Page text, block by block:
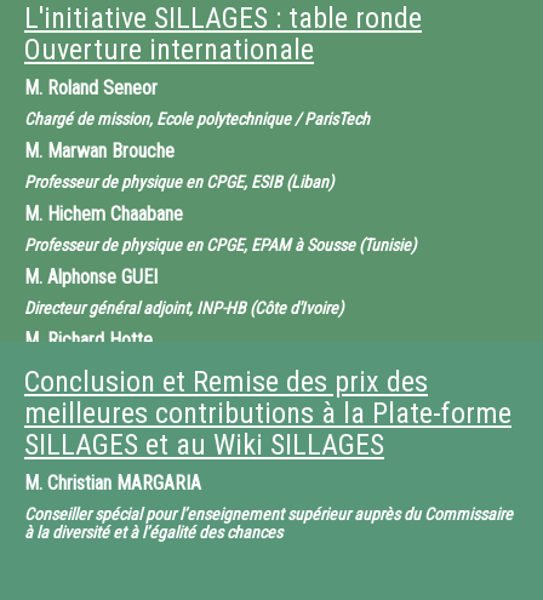
Directrice du MEDIA Research Group, EPFL (Suisse)
Mme Monique VINDEVOGHEL
Secrétaire générale, Université des sciences en ligne UNISCIEL
animée par Jean-Pierre CHOULET, Directeur du pôle des Systèmes
d’information, Groupe ESSEC
L'initiative SILLAGES : table ronde
Ouverture internationale
M. Roland Seneor
Chargé de mission, Ecole polytechnique / ParisTech
M. Marwan Brouche
Professeur de physique en CPGE, ESIB (Liban)
M. Hichem Chaabane
Professeur de physique en CPGE, EPAM à Sousse (Tunisie)
M. Alphonse GUEI
Directeur général adjoint, INP-HB (Côte d'Ivoire)
M. Richard Hotte
Directeur du LICEF, Téléuq (Canada)
M. Mohamadou Arabani Saibou
Directeur général, ESMT Dakar (Sénégal)
ParisTech
Conclusion et Remise des prix des
meilleures contributions à la Plate-forme
SILLAGES et au Wiki SILLAGES
M. Christian MARGARIA
Conseiller spécial pour l’enseignement supérieur auprès du Commissaire
à la diversité et à l’égalité des chances